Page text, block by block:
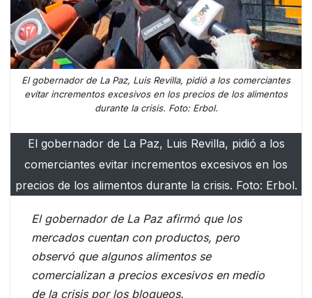
El gobernador de La Paz, Luis Revilla, pidió a los comerciantes
evitar incrementos excesivos en los precios de los alimentos
durante la crisis. Foto: Erbol.
El gobernador de La Paz, Luis Revilla, pidió a los
comerciantes evitar incrementos excesivos en los
precios de los alimentos durante la crisis. Foto: Erbol.
El gobernador de La Paz afirmó que los
mercados cuentan con productos, pero
observó que algunos alimentos se
comercializan a precios excesivos en medio
de la crisis por los bloqueos.